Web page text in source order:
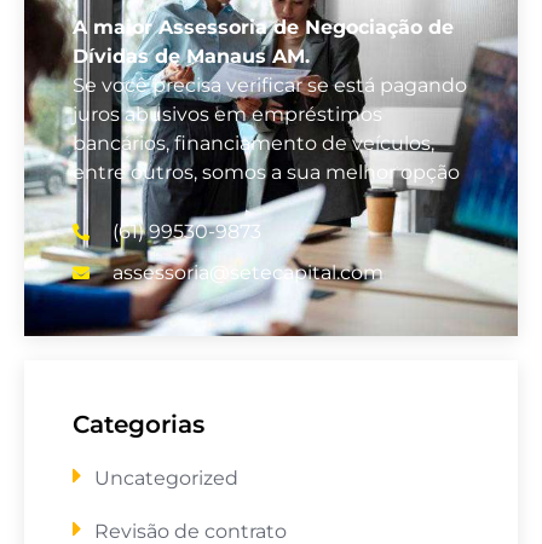
A maior Assessoria de Negociação de
Dívidas de Manaus AM.
Se você precisa verificar se está pagando
juros abusivos em empréstimos
bancários, financiamento de veículos,
entre outros, somos a sua melhor opção
(61) 99530-9873
assessoria@setecapital.com
Categorias
Uncategorized
Revisão de contrato